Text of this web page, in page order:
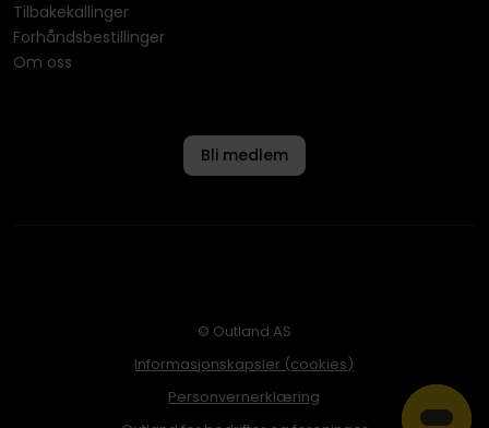
Tilbakekallinger
Forhåndsbestillinger
Om oss
Bli medlem
© Outland AS
Informasjonskapsler (cookies)
Personvernerklæring